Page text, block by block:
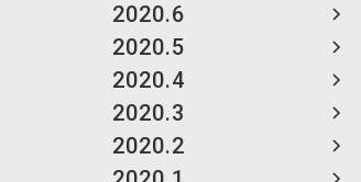
2020.6
2020.5
2020.4
2020.3
2020.2